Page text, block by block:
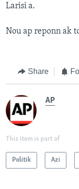
Larisi a.
Nou ap reponn ak
Share
AP
This item is part of
Politik Azi